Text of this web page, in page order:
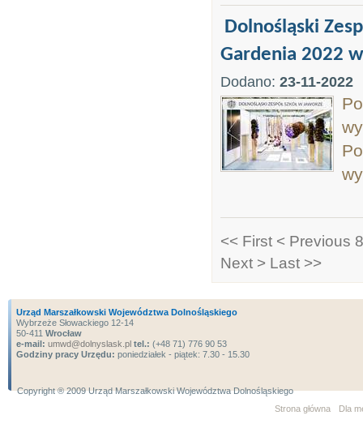
Dolnośląski
Gardenia 2022
Dodano: 23-11-2022
<< First < Previous
Next > Last >>
Urząd Marszałkowski Województwa Dolnośląskiego
Wybrzeże Słowackiego 12-14
50-411 Wrocław
e-mail: umwd@dolnyslask.pl tel.: (+48 71) 776 90 53
Godziny pracy Urzędu: poniedziałek - piątek: 7.30 - 15.30
Copyright ® 2009 Urząd Marszałkowski Województwa Dolnośląskiego
Strona główna
Dla